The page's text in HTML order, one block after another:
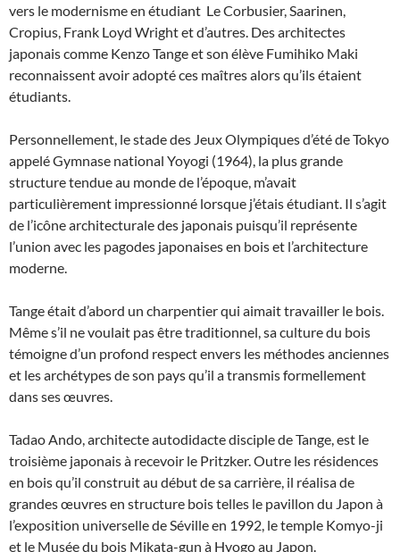
vers le modernisme en étudiant Le Corbusier, Saarinen,
Cropius, Frank Loyd Wright et d’autres. Des architectes
japonais comme Kenzo Tange et son élève Fumihiko Maki
reconnaissent avoir adopté ces maîtres alors qu’ils étaient
étudiants.
Personnellement, le stade des Jeux Olympiques d’été de Tokyo
appelé Gymnase national Yoyogi (1964), la plus grande
structure tendue au monde de l’époque, m’avait
particulièrement impressionné lorsque j’étais étudiant. Il s’agit
de l’icône architecturale des japonais puisqu’il représente
l’union avec les pagodes japonaises en bois et l’architecture
moderne.
Tange était d’abord un charpentier qui aimait travailler le bois.
Même s’il ne voulait pas être traditionnel, sa culture du bois
témoigne d’un profond respect envers les méthodes anciennes
et les archétypes de son pays qu’il a transmis formellement
dans ses œuvres.
Tadao Ando, architecte autodidacte disciple de Tange, est le
troisième japonais à recevoir le Pritzker. Outre les résidences
en bois qu’il construit au début de sa carrière, il réalisa de
grandes œuvres en structure bois telles le pavillon du Japon à
l’exposition universelle de Séville en 1992, le temple Komyo-ji
et le Musée du bois Mikata-gun à Hyogo au Japon.